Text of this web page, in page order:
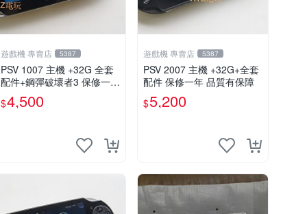
遊戲機 專賣店 5387
PSV 1007 主機 +32G 全套
配件+鋼彈破壞者3 保修一年
品質有保障 psvita
$4,500
遊戲機 專賣店 5387
PSV 2007 主機 +32G+全套
配件 保修一年 品質有保障
$5,200